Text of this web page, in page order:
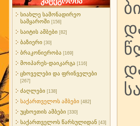
სიახლე სამონადირეო
სამყაროში [156]
საიტის ამბები [82]
ბაზიერი [30]
ბრაკონიერობა [169]
მოიპარეს-დაიკარგა [116]
ცხოველები და ფრინველები
[267]
ძაღლები [138]
საქართველოს ამბები [482]
უცხოეთის ამბები [330]
საქართველოს წარსულიდან [43]